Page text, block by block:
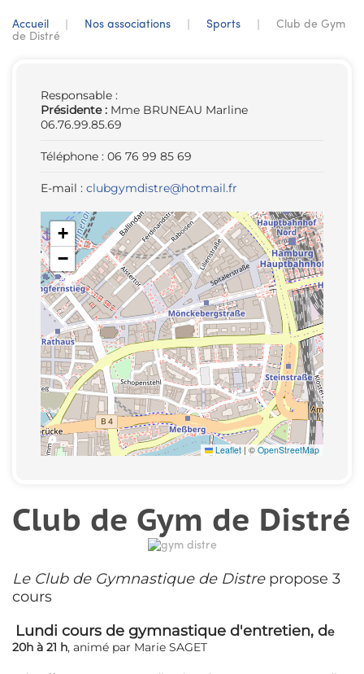
Accueil Nos associations Sports
Club de Gym
de Distré
Responsable :
Présidente : Mme BRUNEAU Marline
06.76.99.85.69
Téléphone : 06 76 99 85 69
E-mail : clubgymdistre@hotmail.fr
+
−
Leaflet |© OpenStreetMap
Club de Gym de Distré
Le Club de Gymnastique de Distre propose 3
cours
Lundi cours de gymnastique d'entretien, de
20h à 21 h, animé par Marie SAGET